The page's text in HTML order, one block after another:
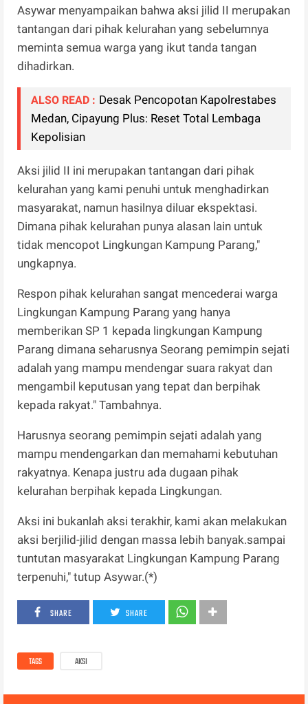
Asywar menyampaikan bahwa aksi jilid II merupakan
tantangan dari pihak kelurahan yang sebelumnya
meminta semua warga yang ikut tanda tangan
dihadirkan.
ALSO READ : Desak Pencopotan Kapolrestabes
Medan, Cipayung Plus: Reset Total Lembaga
Kepolisian
Aksi jilid II ini merupakan tantangan dari pihak
kelurahan yang kami penuhi untuk menghadirkan
masyarakat, namun hasilnya diluar ekspektasi.
Dimana pihak kelurahan punya alasan lain untuk
tidak mencopot Lingkungan Kampung Parang,"
ungkapnya.
Respon pihak kelurahan sangat mencederai warga
Lingkungan Kampung Parang yang hanya
memberikan SP 1 kepada lingkungan Kampung
Parang dimana seharusnya Seorang pemimpin sejati
adalah yang mampu mendengar suara rakyat dan
mengambil keputusan yang tepat dan berpihak
kepada rakyat." Tambahnya.
Harusnya seorang pemimpin sejati adalah yang
mampu mendengarkan dan memahami kebutuhan
rakyatnya. Kenapa justru ada dugaan pihak
kelurahan berpihak kepada Lingkungan.
Aksi ini bukanlah aksi terakhir, kami akan melakukan
aksi berjilid-jilid dengan massa lebih banyak.sampai
tuntutan masyarakat Lingkungan Kampung Parang
terpenuhi," tutup Asywar.(*)
SHARE SHARE
TAGS AKSI